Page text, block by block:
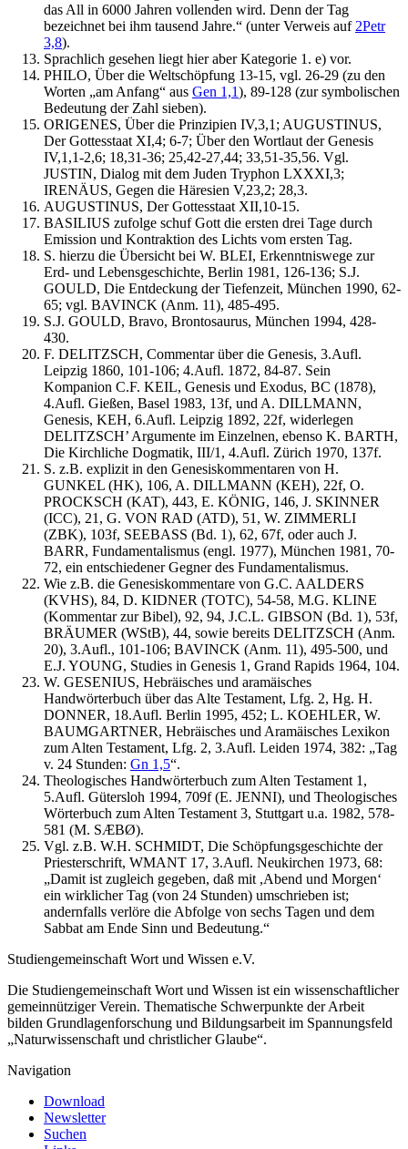
das All in 6000 Jahren vollenden wird. Denn der Tag
bezeichnet bei ihm tausend Jahre.“ (unter Verweis auf 2Petr
3,8).
Sprachlich gesehen liegt hier aber Kategorie 1. e) vor.
PHILO, Über die Weltschöpfung 13-15, vgl. 26-29 (zu den
Worten „am Anfang“ aus Gen 1,1), 89-128 (zur symbolischen
Bedeutung der Zahl sieben).
ORIGENES, Über die Prinzipien IV,3,1; AUGUSTINUS,
Der Gottesstaat XI,4; 6-7; Über den Wortlaut der Genesis
IV,1,1-2,6; 18,31-36; 25,42-27,44; 33,51-35,56. Vgl.
JUSTIN, Dialog mit dem Juden Tryphon LXXXI,3;
IRENÄUS, Gegen die Häresien V,23,2; 28,3.
AUGUSTINUS, Der Gottesstaat XII,10-15.
BASILIUS zufolge schuf Gott die ersten drei Tage durch
Emission und Kontraktion des Lichts vom ersten Tag.
S. hierzu die Übersicht bei W. BLEI, Erkenntniswege zur
Erd- und Lebensgeschichte, Berlin 1981, 126-136; S.J.
GOULD, Die Entdeckung der Tiefenzeit, München 1990, 62-
65; vgl. BAVINCK (Anm. 11), 485-495.
S.J. GOULD, Bravo, Brontosaurus, München 1994, 428-
430.
F. DELITZSCH, Commentar über die Genesis, 3.Aufl.
Leipzig 1860, 101-106; 4.Aufl. 1872, 84-87. Sein
Kompanion C.F. KEIL, Genesis und Exodus, BC (1878),
4.Aufl. Gießen, Basel 1983, 13f, und A. DILLMANN,
Genesis, KEH, 6.Aufl. Leipzig 1892, 22f, widerlegen
DELITZSCH’ Argumente im Einzelnen, ebenso K. BARTH,
Die Kirchliche Dogmatik, III/1, 4.Aufl. Zürich 1970, 137f.
S. z.B. explizit in den Genesiskommentaren von H.
GUNKEL (HK), 106, A. DILLMANN (KEH), 22f, O.
PROCKSCH (KAT), 443, E. KÖNIG, 146, J. SKINNER
(ICC), 21, G. VON RAD (ATD), 51, W. ZIMMERLI
(ZBK), 103f, SEEBASS (Bd. 1), 62, 67f, oder auch J.
BARR, Fundamentalismus (engl. 1977), München 1981, 70-
72, ein entschiedener Gegner des Fundamentalismus.
Wie z.B. die Genesiskommentare von G.C. AALDERS
(KVHS), 84, D. KIDNER (TOTC), 54-58, M.G. KLINE
(Kommentar zur Bibel), 92, 94, J.C.L. GIBSON (Bd. 1), 53f,
BRÄUMER (WStB), 44, sowie bereits DELITZSCH (Anm.
20), 3.Aufl., 101-106; BAVINCK (Anm. 11), 495-500, und
E.J. YOUNG, Studies in Genesis 1, Grand Rapids 1964, 104.
W. GESENIUS, Hebräisches und aramäisches
Handwörterbuch über das Alte Testament, Lfg. 2, Hg. H.
DONNER, 18.Aufl. Berlin 1995, 452; L. KOEHLER, W.
BAUMGARTNER, Hebräisches und Aramäisches Lexikon
zum Alten Testament, Lfg. 2, 3.Aufl. Leiden 1974, 382: „Tag
v. 24 Stunden: Gn 1,5“.
Theologisches Handwörterbuch zum Alten Testament 1,
5.Aufl. Gütersloh 1994, 709f (E. JENNI), und Theologisches
Wörterbuch zum Alten Testament 3, Stuttgart u.a. 1982, 578-
581 (M. SÆBØ).
Vgl. z.B. W.H. SCHMIDT, Die Schöpfungsgeschichte der
Priesterschrift, WMANT 17, 3.Aufl. Neukirchen 1973, 68:
„Damit ist zugleich gegeben, daß mit ,Abend und Morgen‘
ein wirklicher Tag (von 24 Stunden) umschrieben ist;
andernfalls verlöre die Abfolge von sechs Tagen und dem
Sabbat am Ende Sinn und Bedeutung.“
Studiengemeinschaft Wort und Wissen e.V.
Die Studiengemeinschaft Wort und Wissen ist ein wissenschaftlicher
gemeinnütziger Verein. Thematische Schwerpunkte der Arbeit
bilden Grundlagenforschung und Bildungsarbeit im Spannungsfeld
„Naturwissenschaft und christlicher Glaube“.
Navigation
Download
Newsletter
Suchen